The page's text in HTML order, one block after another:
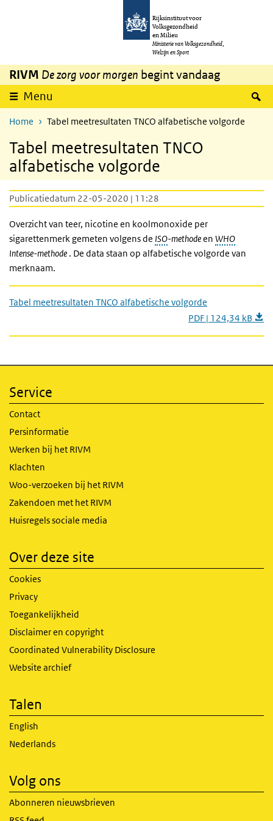
Overslaan en naar de inhoud gaan
Rijksinstituut voor
Volksgezondheid
en Milieu
Ministerie van Volksgezondheid,
Welzijn en Sport
RIVM De zorg voor morgen begint vandaag
Menu
Home Tabel meetresultaten TNCO alfabetische volgorde
Tabel meetresultaten TNCO
alfabetische volgorde
Publicatiedatum 22-05-2020 | 11:28
Overzicht van teer, nicotine en koolmonoxide per
sigarettenmerk gemeten volgens de ISO-methodeen WHO
Intense-methode . De data staan op alfabetische volgorde van
merknaam.
Tabel meetresultaten TNCO alfabetische volgorde
PDF | 124,34 kB
Service
Contact
Persinformatie
Werken bij het RIVM
Klachten
Woo-verzoeken bij het RIVM
Zakendoen met het RIVM
Huisregels sociale media
Over deze site
Cookies
Privacy
Toegankelijkheid
Disclaimer en copyright
Coordinated Vulnerability Disclosure
Website archief
Talen
English
Nederlands
Volg ons
Abonneren nieuwsbrieven